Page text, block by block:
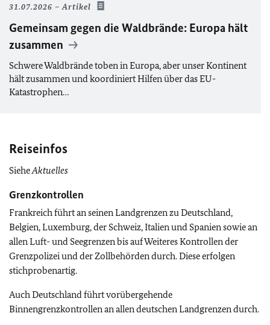
31.07.2026 Artikel
Gemeinsam gegen die Waldbrände: Europa hält
zusammen
Schwere Waldbrände toben in Europa, aber unser Kontinent
hält zusammen und koordiniert Hilfen über das EU-
Katastrophen­…
Reiseinfos
SieheAktuelles
Grenzkontrollen
Frankreich führt an seinen Landgrenzen zu Deutschland,
Belgien, Luxemburg, der Schweiz, Italien und Spanien sowie an
allen Luft- und Seegrenzen bis auf Weiteres Kontrollen der
Grenzpolizei und der Zollbehörden durch. Diese erfolgen
stichprobenartig.
Auch Deutschland führt vorübergehende
Binnengrenzkontrollen an allen deutschen Landgrenzen durch.